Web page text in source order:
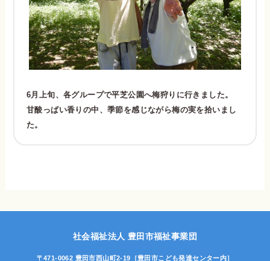
6月上旬、各グループで平芝公園へ梅狩りに行きました。
甘酸っぱい香りの中、季節を感じながら梅の実を拾いまし
た。
社会福祉法人 豊田市福祉事業団
〒471-0062 豊田市西山町2-19 ［豊田市こども発達センター内］